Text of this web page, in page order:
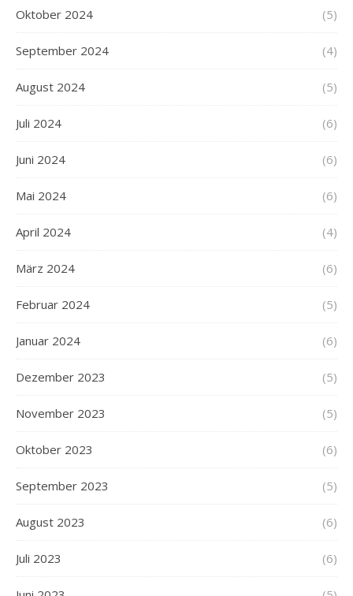
Oktober 2024 (5)
September 2024 (4)
August 2024 (5)
Juli 2024 (6)
Juni 2024 (6)
Mai 2024 (6)
April 2024 (4)
März 2024 (6)
Februar 2024 (5)
Januar 2024 (6)
Dezember 2023 (5)
November 2023 (5)
Oktober 2023 (6)
September 2023 (5)
August 2023 (6)
Juli 2023 (6)